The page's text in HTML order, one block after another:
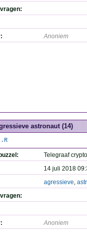
Anoniem
astronaut (14)
Telegraaf
14 juli 2018
agressieve,
Anoniem